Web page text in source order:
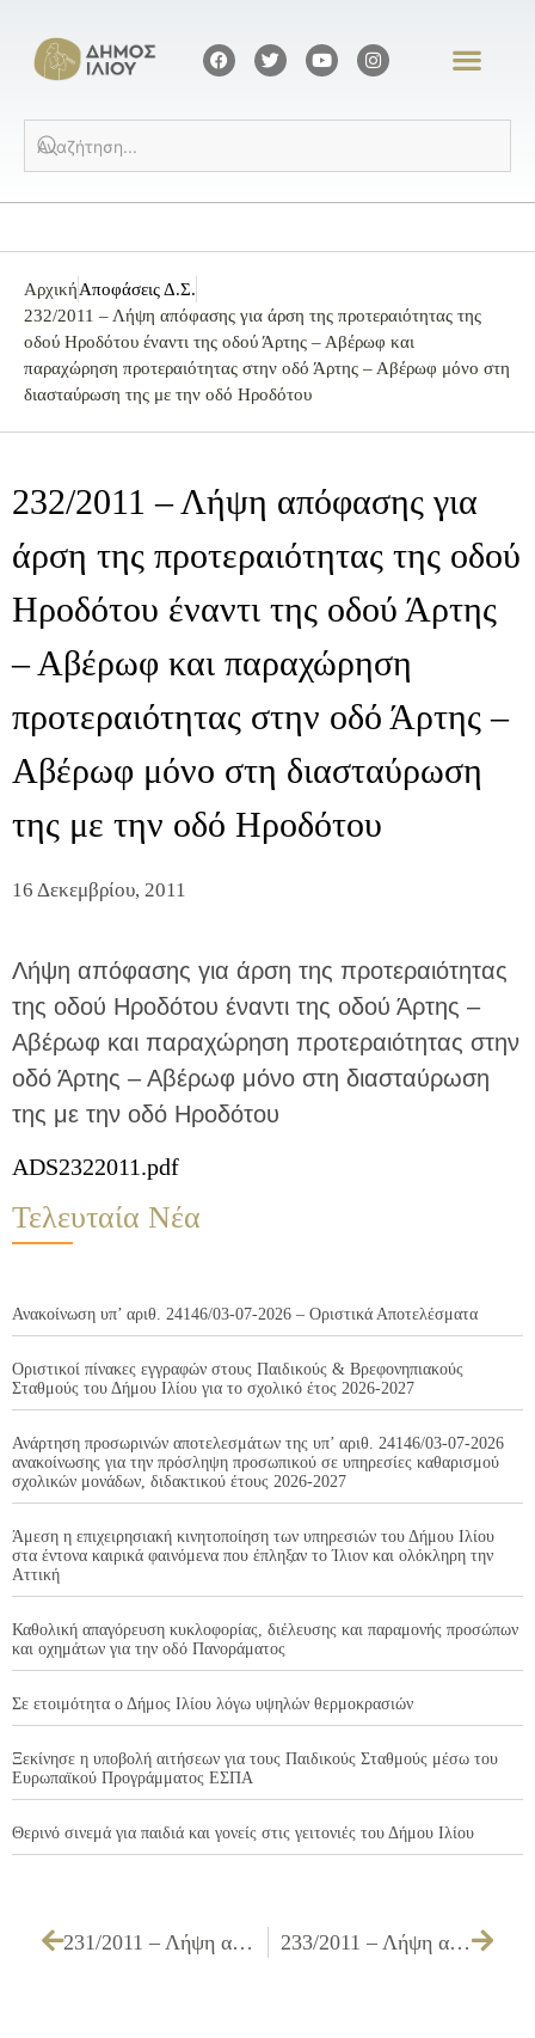
ΑρχικήΑποφάσεις Δ.Σ.
232/2011 – Λήψη απόφασης για άρση της προτεραιότητας της
οδού Ηροδότου έναντι της οδού Άρτης – Αβέρωφ και
παραχώρηση προτεραιότητας στην οδό Άρτης – Αβέρωφ μόνο στη
διασταύρωση της με την οδό Ηροδότου
232/2011 – Λήψη απόφασης για
άρση της προτεραιότητας της οδού
Ηροδότου έναντι της οδού Άρτης
– Αβέρωφ και παραχώρηση
προτεραιότητας στην οδό Άρτης –
Αβέρωφ μόνο στη διασταύρωση
της με την οδό Ηροδότου
16 Δεκεμβρίου, 2011
Λήψη απόφασης για άρση της προτεραιότητας
της οδού Ηροδότου έναντι της οδού Άρτης –
Αβέρωφ και παραχώρηση προτεραιότητας στην
οδό Άρτης – Αβέρωφ μόνο στη διασταύρωση
της με την οδό Ηροδότου
ADS2322011.pdf
Τελευταία Νέα
Ανακοίνωση υπ’ αριθ. 24146/03-07-2026 – Οριστικά Αποτελέσματα
Οριστικοί πίνακες εγγραφών στους Παιδικούς & Βρεφονηπιακούς
Σταθμούς του Δήμου Ιλίου για το σχολικό έτος 2026-2027
Ανάρτηση προσωρινών αποτελεσμάτων της υπ’ αριθ. 24146/03-07-2026
ανακοίνωσης για την πρόσληψη προσωπικού σε υπηρεσίες καθαρισμού
σχολικών μονάδων, διδακτικού έτους 2026-2027
Άμεση η επιχειρησιακή κινητοποίηση των υπηρεσιών του Δήμου Ιλίου
στα έντονα καιρικά φαινόμενα που έπληξαν το Ίλιον και ολόκληρη την
Αττική
Καθολική απαγόρευση κυκλοφορίας, διέλευσης και παραμονής προσώπων
και οχημάτων για την οδό Πανοράματος
Σε ετοιμότητα ο Δήμος Ιλίου λόγω υψηλών θερμοκρασιών
Ξεκίνησε η υποβολή αιτήσεων για τους Παιδικούς Σταθμούς μέσω του
Ευρωπαϊκού Προγράμματος ΕΣΠΑ
Θερινό σινεμά για παιδιά και γονείς στις γειτονιές του Δήμου Ιλίου
231/2011 – Λήψη απόφασης για την έγκριση της υπ’ αριθμ. ΟΙΚ 4/2011 μελέτης και του τρόπου εκτέλεσης του έργου ΣΥΝΤΗΡΗΣΗ ΚΤΙΡΙΟΥ ΓΙΑ ΤΗ ΣΤΕΓΑΣΗ ΤΟΥ ΚΕΝΤΡΟΥ ΘΕΡΑΠΕΙΑΣ ΕΞΑΡΤΗΜΕΝΩΝ ΑΤΟΜΩΝ 233/2011 – Λήψη απόφασης για απαγόρευση στάσης και στάθμευσης όλων των οχημάτων επί της οδού Αλαμάνας από την οδό Α. Παπανδρέου έως την οδό Μεσσηνίας Ο.Τ. 565-564 (εξαιρούνται οι υδροφόρες του Δήμου)